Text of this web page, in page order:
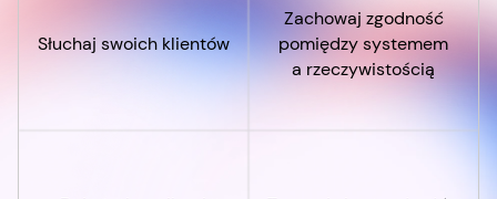
Słuchaj swoich klientów
Zachowaj zgodność
pomiędzy systemem
a rzeczywistością